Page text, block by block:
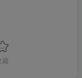
藏